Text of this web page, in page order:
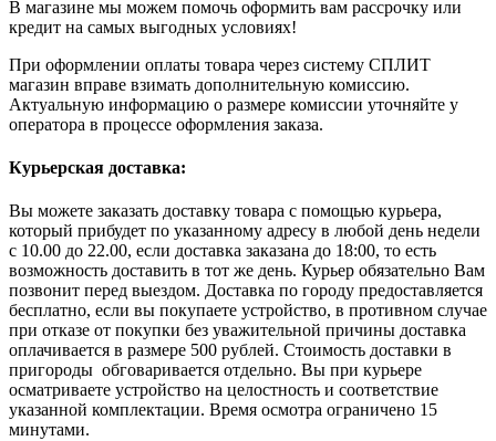
В магазине мы можем помочь оформить вам рассрочку или
кредит на самых выгодных условиях!
При оформлении оплаты товара через систему СПЛИТ
магазин вправе взимать дополнительную комиссию.
Актуальную информацию о размере комиссии уточняйте у
оператора в процессе оформления заказа.
Курьерская доставка:
Вы можете заказать доставку товара с помощью курьера,
который прибудет по указанному адресу в любой день недели
с 10.00 до 22.00, если доставка заказана до 18:00, то есть
возможность доставить в тот же день. Курьер обязательно Вам
позвонит перед выездом. Доставка по городу предоставляется
бесплатно, если вы покупаете устройство, в противном случае
при отказе от покупки без уважительной причины доставка
оплачивается в размере 500 рублей. Стоимость доставки в
пригороды обговаривается отдельно. Вы при курьере
осматриваете устройство на целостность и соответствие
указанной комплектации. Время осмотра ограничено 15
минутами.